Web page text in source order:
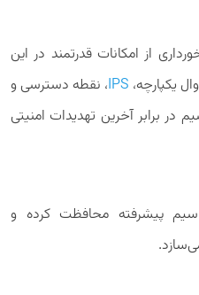
از امکانات قدرتمند در این
یکپارچه، IPS، نقطه دسترسی و
برابر آخرین تهدیدات امنیتی
سیم پیشرفته محافظت کرده و